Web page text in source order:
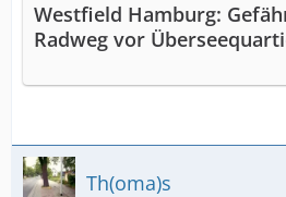
Westfield Hamburg:
Radweg vor
Th(oma)s